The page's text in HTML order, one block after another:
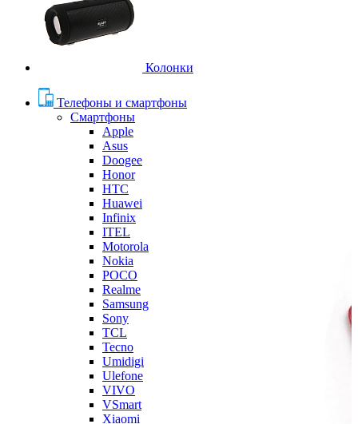
Колонки
Телефоны и смартфоны
Смартфоны
Apple
Asus
Doogee
Honor
HTC
Huawei
Infinix
ITEL
Motorola
Nokia
POCO
Realme
Samsung
Sony
TCL
Tecno
Umidigi
Ulefone
VIVO
VSmart
Xiaomi